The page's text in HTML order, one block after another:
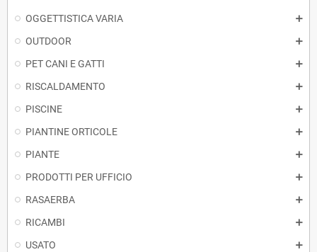
OGGETTISTICA VARIA
OUTDOOR
PET CANI E GATTI
RISCALDAMENTO
PISCINE
PIANTINE ORTICOLE
PIANTE
PRODOTTI PER UFFICIO
RASAERBA
RICAMBI
USATO